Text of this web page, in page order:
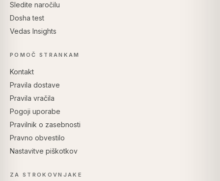
Sledite naročilu
Dosha test
Vedas Insights
POMOČ STRANKAM
Kontakt
Pravila dostave
Pravila vračila
Pogoji uporabe
Pravilnik o zasebnosti
Pravno obvestilo
Nastavitve piškotkov
ZA STROKOVNJAKE